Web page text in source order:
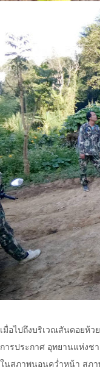
เมื่อไปถึงบริเวณสันดอยห้ว
การประกาศ อุทยานแห่งช
ในสภาพนอนคว่ำหน้า สภา